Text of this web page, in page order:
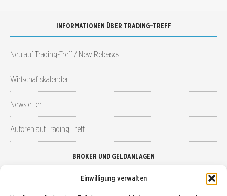
Einwilligung verwalten
INFORMATIONEN ÜBER TRADING-TREFF
Neu auf Trading-Treff / New Releases
Wirtschaftskalender
Newsletter
Autoren auf Trading-Treff
BROKER UND GELDANLAGEN